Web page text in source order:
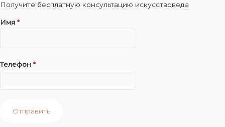
Получите бесплатную консультацию искусствоведа
Имя *
Телефон *
Отправить